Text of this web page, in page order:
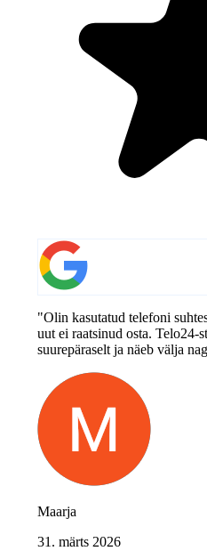
"Olin kasutatud telefoni
uut ei raatsinud osta. Telo24-
suurepäraselt ja näeb välja
Maarja
31. märts 2026